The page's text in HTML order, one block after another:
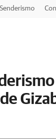
Senderismo